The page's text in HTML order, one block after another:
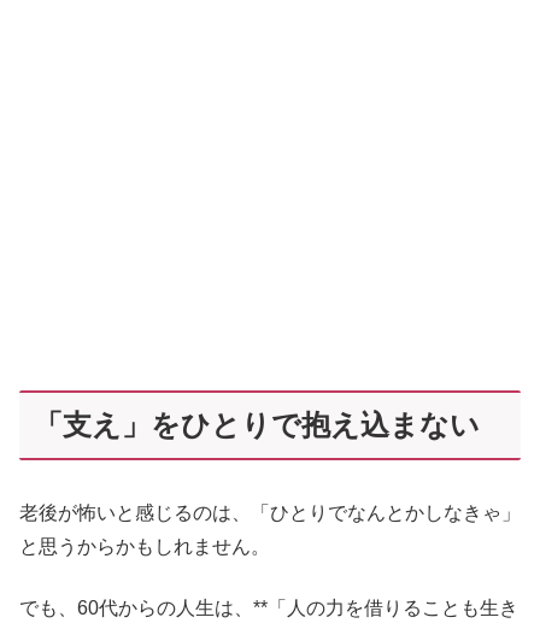
「支え」をひとりで抱え込まない
老後が怖いと感じるのは、「ひとりでなんとかしなきゃ」
と思うからかもしれません。
でも、60代からの人生は、**「人の力を借りることも生き